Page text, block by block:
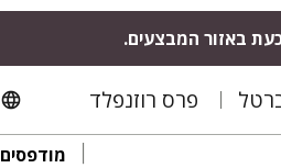
באזור המבצעים.
פרס רוזנפלד
מודפסים